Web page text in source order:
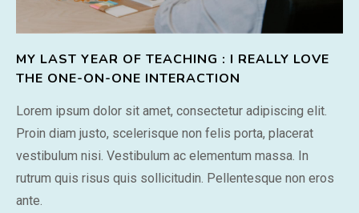
MY LAST YEAR OF TEACHING : I REALLY LOVE
THE ONE-ON-ONE INTERACTION
Lorem ipsum dolor sit amet, consectetur adipiscing elit.
Proin diam justo, scelerisque non felis porta, placerat
vestibulum nisi. Vestibulum ac elementum massa. In
rutrum quis risus quis sollicitudin. Pellentesque non eros
ante.